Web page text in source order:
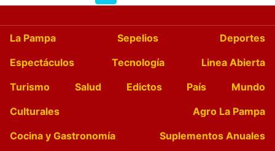
La Pampa Sepelios
Deportes
Espectáculos
Tecnología
Linea Abierta
Turismo
Salud Edictos País
Mundo
Culturales
Agro La Pampa
Cocina y Gastronomía
Suplementos Anuales